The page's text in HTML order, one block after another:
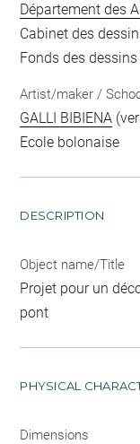
Département des
Cabinet des
Fonds des
Artist/maker /
GALLI BIBIENA
Ecole bolonaise
DESCRIPTION
Object name/Title
Projet pour un
pont
PHYSICAL
Dimensions